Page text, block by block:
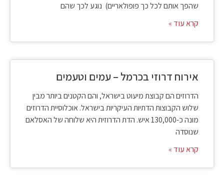
שהפך אותם לכל כך פופולאריים) נוגע לכך שהם
קרא עוד »
אירוח דרוזי בכרמל – עמים וטעמים
הדרוזים הם קבוצת מיעוט בישראל, והם הקטנים ביותר מבין
שלוש הקבוצות הדתיות העיקריות בישראל. אוכלוסיית הדרוזים
מונה כ-130,000 איש. הדת הדרוזית היא שלוחה של האסלאם
שנוסדה
קרא עוד »